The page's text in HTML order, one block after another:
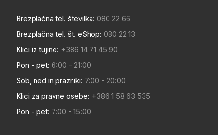
Brezplačna tel. številka: 080 22 66
Brezplačna tel. št. eShop: 080 22 13
Klici iz tujine: +386 14 71 45 90
Pon - pet: 6:00 - 21:00
Sob, ned in prazniki: 7:00 - 20:00
Klici za pravne osebe: +386 1 58 63 535
Pon - pet: 7:00 - 15:00